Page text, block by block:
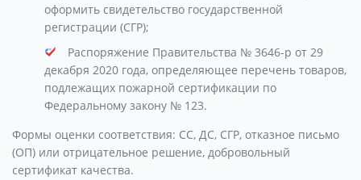
оформить свидетельство государственной
регистрации (СГР);
Распоряжение Правительства № 3646-р от 29
декабря 2020 года, определяющее перечень товаров,
подлежащих пожарной сертификации по
Федеральному закону № 123.
Формы оценки соответствия: СС, ДС, СГР, отказное письмо
(ОП) или отрицательное решение, добровольный
сертификат качества.